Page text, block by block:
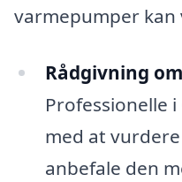
varmepumper
Rådgivning
Professionelle
med at
anbefale den